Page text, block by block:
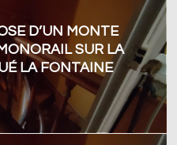
D’UN MONTE
SUR LA
LA FONTAINE